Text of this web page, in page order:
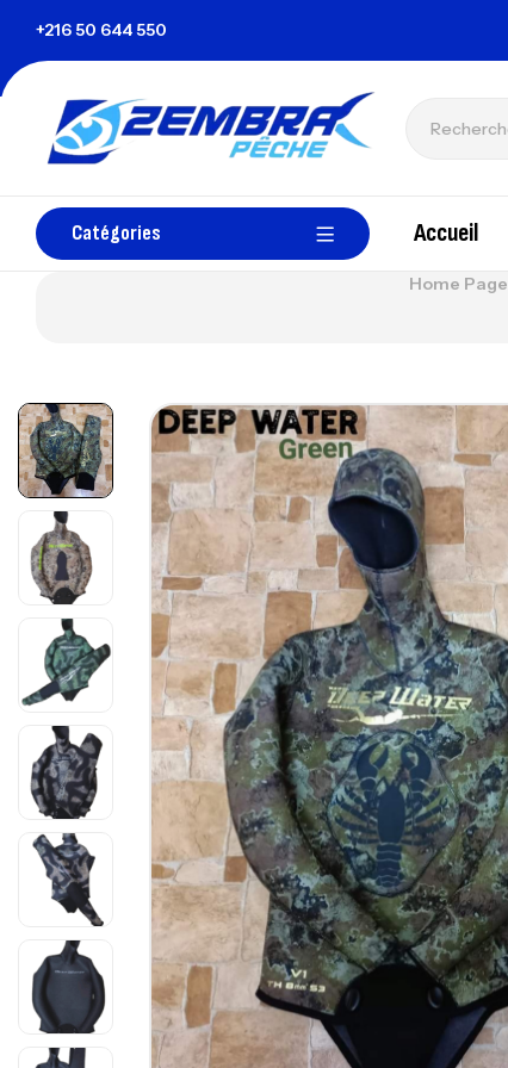
+216 50 644 550zembrapechetunisie@gmail.com
Catégories Accueil
Home Page